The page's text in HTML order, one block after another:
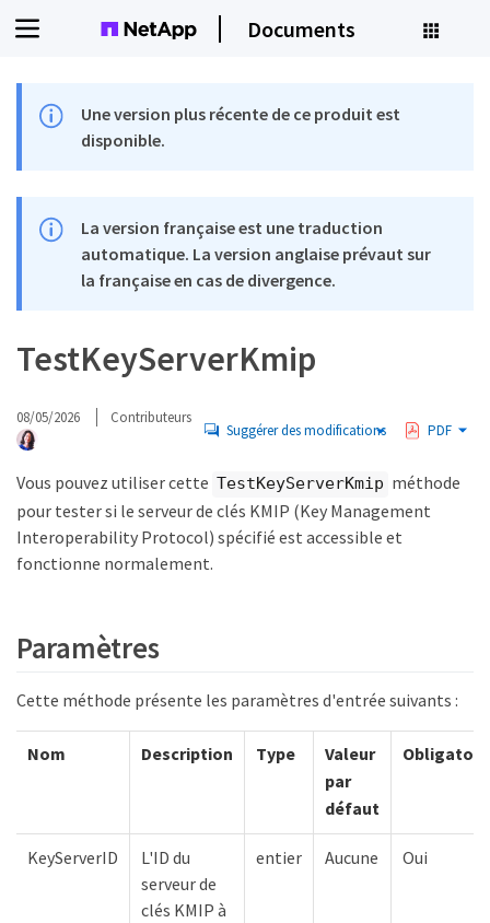
Documents
Une version plus récente de ce produit est
disponible.
La version française est une traduction
automatique. La version anglaise prévaut sur
la française en cas de divergence.
TestKeyServerKmip
08/05/2026 Contributeurs
Suggérer des modifications PDF
Vous pouvez utiliser cette TestKeyServerKmip méthode
pour tester si le serveur de clés KMIP (Key Management
Interoperability Protocol) spécifié est accessible et
fonctionne normalement.
Paramètres
Cette méthode présente les paramètres d'entrée suivants :
Nom Description Type
Valeur
par
défaut
KeyServerID
L'ID du
serveur de
clés KMIP à
entier Aucune Oui